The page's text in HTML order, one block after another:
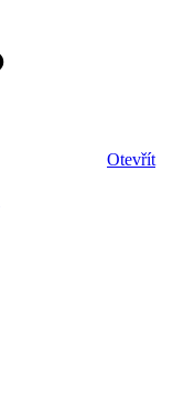
Otevřít